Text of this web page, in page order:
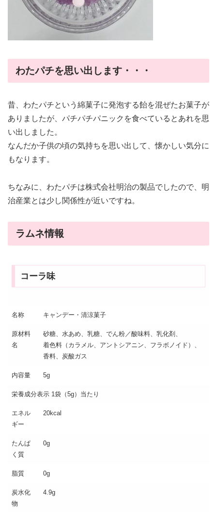
わたパチを思い出します・・・
昔、わたパチという綿菓子に発泡する飴を混ぜたお菓子が
ありましたが、パチパチパニックを食べているとあれを思
い出しました。
なんだか子供の頃の気持ちを思い出して、懐かしい気分に
もなります。
ちなみに、わたパチは株式会社明治の製品でしたので、明
治産業とは少し関係性が近いですね。
ラムネ情報
コーラ味
名称 キャンデー・清涼菓子
原材料
名
砂糖、水あめ、乳糖、でん粉／酸味料、乳化剤、
着色料（カラメル、アントシアニン、フラボノイド）、
香料、炭酸ガス
内容量 5g
栄養成分表示 1袋（5g）当たり
エネル
ギー
20kcal
たんぱ
く質
0g
脂質 0g
炭水化
物
4.9g